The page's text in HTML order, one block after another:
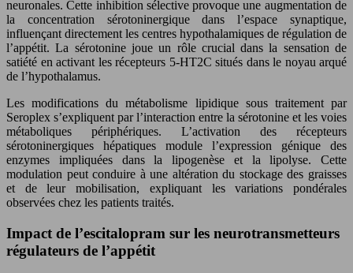
neuronales. Cette inhibition sélective provoque une augmentation de
la concentration sérotoninergique dans l’espace synaptique,
influençant directement les centres hypothalamiques de régulation de
l’appétit. La sérotonine joue un rôle crucial dans la sensation de
satiété en activant les récepteurs 5-HT2C situés dans le noyau arqué
de l’hypothalamus.
Les modifications du métabolisme lipidique sous traitement par
Seroplex s’expliquent par l’interaction entre la sérotonine et les voies
métaboliques périphériques. L’activation des récepteurs
sérotoninergiques hépatiques module l’expression génique des
enzymes impliquées dans la lipogenèse et la lipolyse. Cette
modulation peut conduire à une altération du stockage des graisses
et de leur mobilisation, expliquant les variations pondérales
observées chez les patients traités.
Impact de l’escitalopram sur les neurotransmetteurs
régulateurs de l’appétit